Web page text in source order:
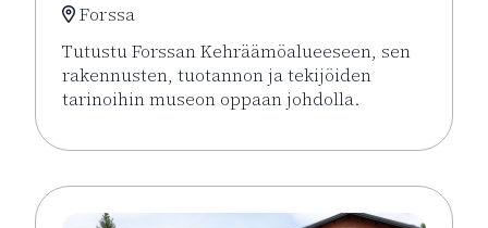
Forssa
Tutustu Forssan Kehräämöalueeseen, sen
rakennusten, tuotannon ja tekijöiden
tarinoihin museon oppaan johdolla.
Lue lisää tapahtumasta Opastetut